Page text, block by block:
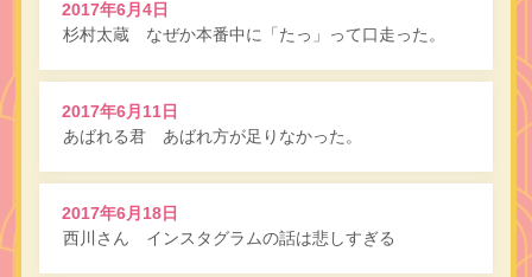
2017年6月4日
杉村太蔵 なぜか本番中に「たっ」って口走った。
2017年6月11日
あばれる君 あばれ方が足りなかった。
2017年6月18日
西川さん インスタグラムの話は悲しすぎる